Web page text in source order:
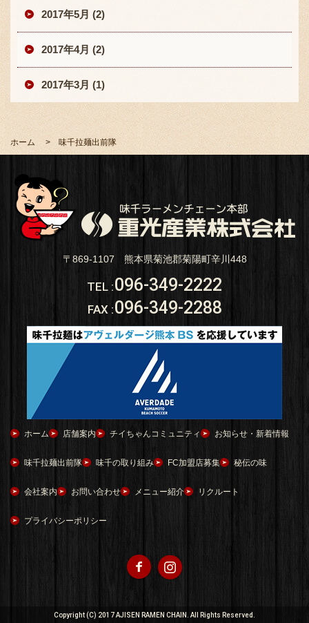
2017年5月 (2)
2017年4月 (2)
2017年3月 (1)
ホーム 味千拉麺出前隊
〒869-1107 熊本県菊池郡菊陽町辛川448
TEL :096-349-2222
FAX :096-349-2288
ホーム 店舗案内 チイちゃんコミュニティ お知らせ・新着情報
味千拉麺出前隊 味千の取り組み FC加盟店募集 秘伝の味
会社案内 お問い合わせ メニュー紹介 リクルート
プライバシーポリシー
Copyright (C) 2017 AJISEN RAMEN CHAIN. All Rights Reserved.